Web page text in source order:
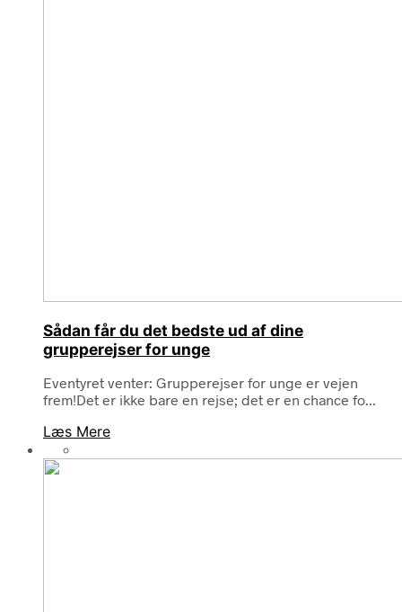
Sådan får du det bedste ud af dine
grupperejser for unge
Eventyret venter: Grupperejser for unge er vejen
frem!Det er ikke bare en rejse; det er en chance fo...
Læs Mere